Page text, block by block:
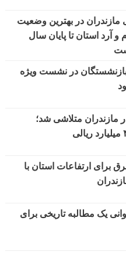
مازندران در بهترین وضعیت
و آرد استان تا پایان سال
در نشست ویژه
مازندران متلاشی شد؛
برای ارتفاعات استان با
یک مطالبه تاریخی برای